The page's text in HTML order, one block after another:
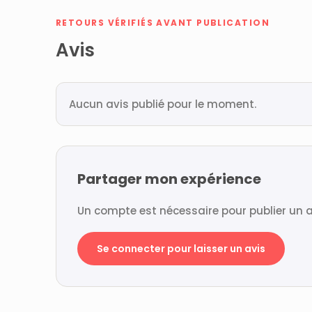
RETOURS VÉRIFIÉS AVANT PUBLICATION
Avis
Aucun avis publié pour le moment.
Partager mon expérience
Un compte est nécessaire pour publier un
Se connecter pour laisser un avis